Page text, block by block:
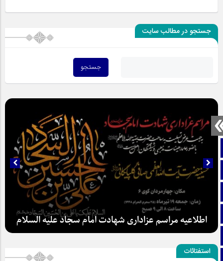
صفحه نخست
تماس با ما
آپارات
اینستاگرام
تلگرام
جستجو در مطالب سایت
اطلاعیه مراسم عزاداری شهادت امام سجاد علیه السلام
استفتائات